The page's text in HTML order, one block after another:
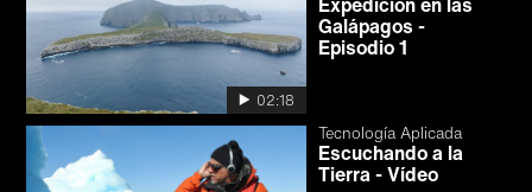
02:18
Galápagos -
Episodio 1
Tecnología Aplicada
Escuchando a la
Tierra - Vídeo